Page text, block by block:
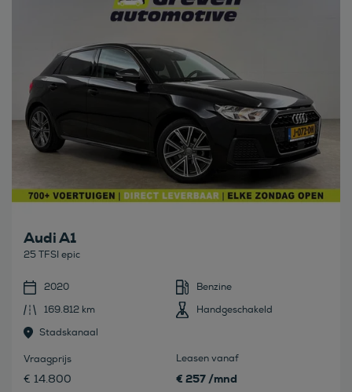
Audi A1
25 TFSI epic
2020
Benzine
169.812 km
Handgeschakeld
Stadskanaal
Vraagprijs
€ 14.800
Leasen vanaf
€ 257 /mnd